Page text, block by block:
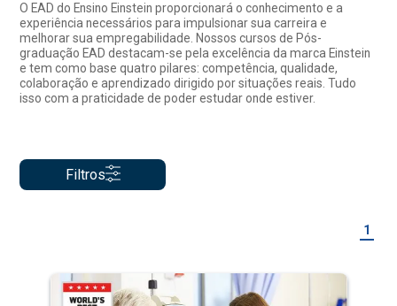
O EAD do Ensino Einstein proporcionará o conhecimento e a
experiência necessários para impulsionar sua carreira e
melhorar sua empregabilidade. Nossos cursos de Pós-
graduação EAD destacam-se pela excelência da marca Einstein
e tem como base quatro pilares: competência, qualidade,
colaboração e aprendizado dirigido por situações reais. Tudo
isso com a praticidade de poder estudar onde estiver.
Filtros
1